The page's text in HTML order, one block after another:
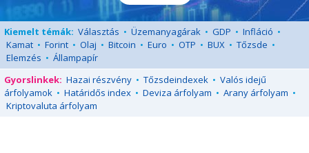
Kiemelt témák: Választás • Üzemanyagárak • GDP • Infláció •
Kamat • Forint • Olaj • Bitcoin • Euro • OTP • BUX • Tőzsde •
Elemzés • Állampapír
Gyorslinkek: Hazai részvény • Tőzsdeindexek • Valós idejű
árfolyamok • Határidős index • Deviza árfolyam • Arany árfolyam •
Kriptovaluta árfolyam